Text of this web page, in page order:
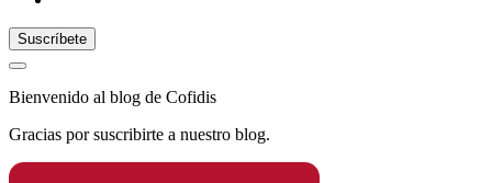
Bienvenido al blog de Cofidis
Gracias por suscribirte a nuestro blog.